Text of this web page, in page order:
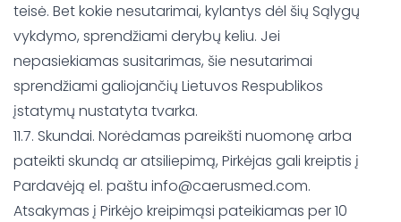
teisė. Bet kokie nesutarimai, kylantys dėl šių Sąlygų
vykdymo, sprendžiami derybų keliu. Jei
nepasiekiamas susitarimas, šie nesutarimai
sprendžiami galiojančių Lietuvos Respublikos
įstatymų nustatyta tvarka.
11.7. Skundai. Norėdamas pareikšti nuomonę arba
pateikti skundą ar atsiliepimą, Pirkėjas gali kreiptis į
Pardavėją el. paštu info@caerusmed.com.
Atsakymas į Pirkėjo kreipimąsi pateikiamas per 10